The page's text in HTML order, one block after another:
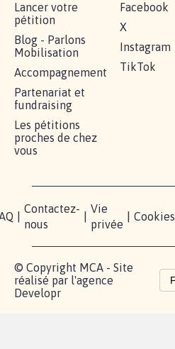
Lancer votre
pétition
Blog - Parlons
Mobilisation
Accompagnement
Partenariat et
fundraising
Les pétitions
proches de chez
vous
Facebook
X
Instagram
TikTok
Contactez-
nous
Vie
privée
Cookies
© Copyright MCA - Site
réalisé par l'agence
Developr